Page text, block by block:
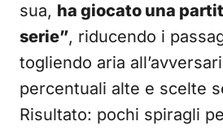
sua, ha giocato una
serie”, riducendo i
togliendo aria
percentuali alte e scelte
Risultato: pochi spiragli